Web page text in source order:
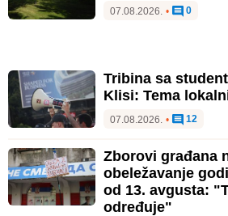
07.08.2026. • 0
Tribina sa
Klisi: Tema
07.08.2026. • 12
Zborovi građana
obeležavanje
od 13. avgusta:
određuje"